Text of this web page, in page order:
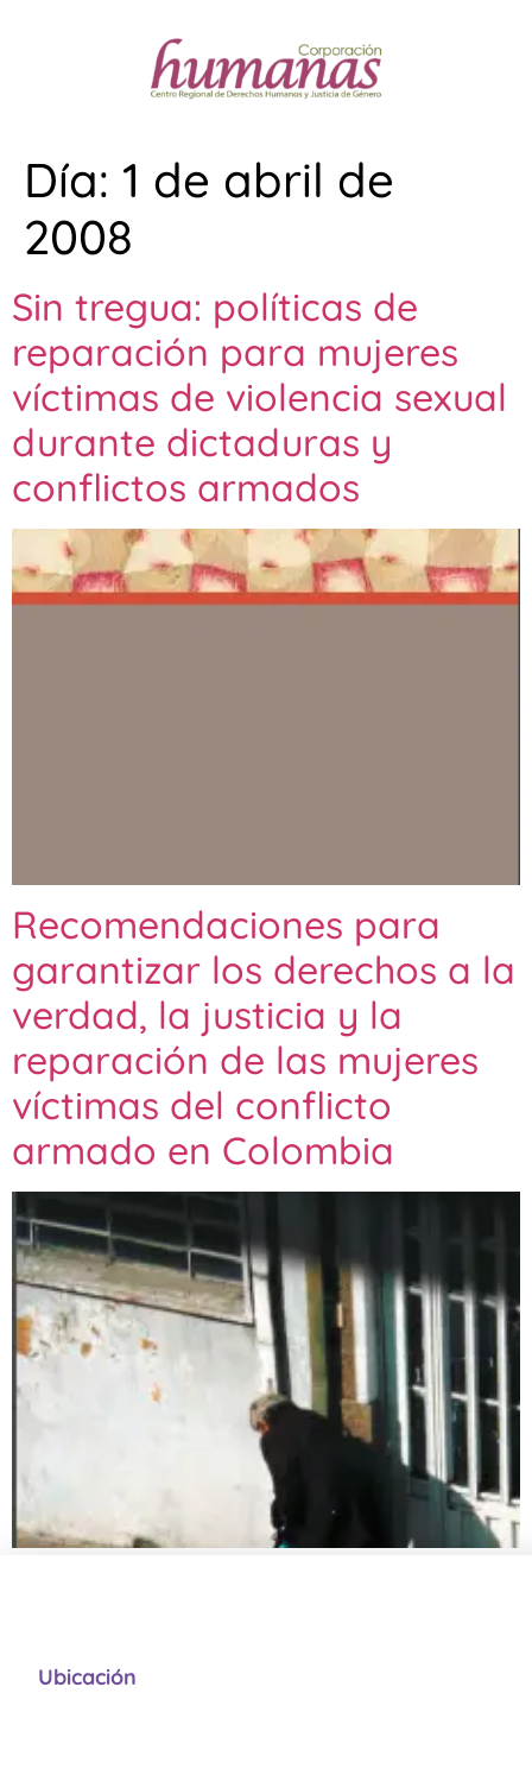
Día: 1 de abril de
2008
Sin tregua: políticas de
reparación para mujeres
víctimas de violencia sexual
durante dictaduras y
conflictos armados
Recomendaciones para
garantizar los derechos a la
verdad, la justicia y la
reparación de las mujeres
víctimas del conflicto
armado en Colombia
Ubicación